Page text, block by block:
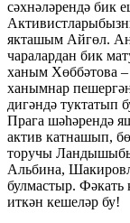
сәхнәләрендә бик
якташым Айгөл.
чаралардан бик
ханым Хөббәтова
ханымнар
дигәндә туктатып
Прага шәһәрендә
актив катнашып,
торучы
Альбина,
булмастыр. Фәкать
иткән кешеләр бу!